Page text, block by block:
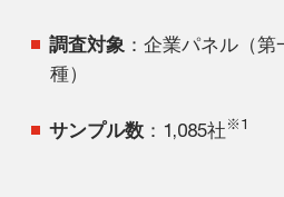
調査対象 ：企業パネル（
種）
サンプル数 ：1,085社※1